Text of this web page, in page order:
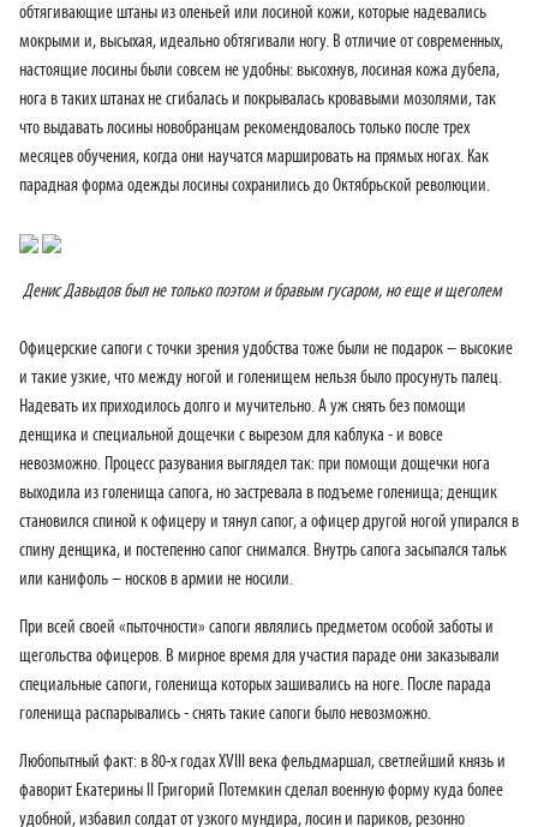
обтягивающие штаны из оленьей или лосиной кожи, которые надевались
мокрыми и, высыхая, идеально обтягивали ногу. В отличие от современных,
настоящие лосины были совсем не удобны: высохнув, лосиная кожа дубела,
нога в таких штанах не сгибалась и покрывалась кровавыми мозолями, так
что выдавать лосины новобранцам рекомендовалось только после трех
месяцев обучения, когда они научатся маршировать на прямых ногах. Как
парадная форма одежды лосины сохранились до Октябрьской революции.
Денис Давыдов был не только поэтом и бравым гусаром, но еще и щеголем
Офицерские сапоги с точки зрения удобства тоже были не подарок – высокие
и такие узкие, что между ногой и голенищем нельзя было просунуть палец.
Надевать их приходилось долго и мучительно. А уж снять без помощи
денщика и специальной дощечки с вырезом для каблука - и вовсе
невозможно. Процесс разувания выглядел так: при помощи дощечки нога
выходила из голенища сапога, но застревала в подъеме голенища; денщик
становился спиной к офицеру и тянул сапог, а офицер другой ногой упирался в
спину денщика, и постепенно сапог снимался. Внутрь сапога засыпался тальк
или канифоль – носков в армии не носили.
При всей своей «пыточности» сапоги являлись предметом особой заботы и
щегольства офицеров. В мирное время для участия параде они заказывали
специальные сапоги, голенища которых зашивались на ноге. После парада
голенища распарывались - снять такие сапоги было невозможно.
Любопытный факт: в 80-х годах XVIII века фельдмаршал, светлейший князь и
фаворит Екатерины II Григорий Потемкин сделал военную форму куда более
удобной, избавил солдат от узкого мундира, лосин и париков, резонно